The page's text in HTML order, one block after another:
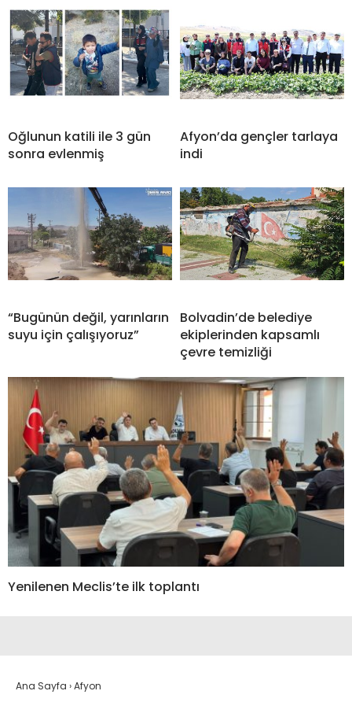
Oğlunun katili ile 3 gün
sonra evlenmiş
Afyon’da gençler tarlaya
indi
“Bugünün değil, yarınların
suyu için çalışıyoruz”
Bolvadin’de belediye
ekiplerinden kapsamlı
çevre temizliği
Yenilenen Meclis’te ilk toplantı
Ana Sayfa ›Afyon